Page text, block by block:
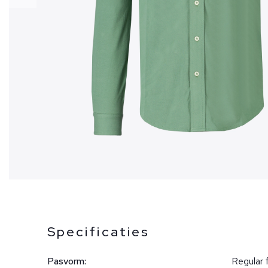
Specificaties
Pasvorm: Regular